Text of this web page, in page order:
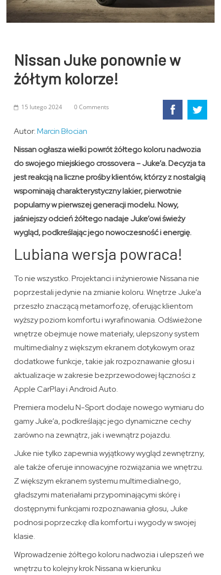
Nissan Juke ponownie w
żółtym kolorze!
15 lutego 2024 0 Comments
Autor:Marcin Błocian
Nissan ogłasza wielki powrót żółtego koloru nadwozia
do swojego miejskiego crossovera – Juke’a. Decyzja ta
jest reakcją na liczne prośby klientów, którzy z nostalgią
wspominają charakterystyczny lakier, pierwotnie
popularny w pierwszej generacji modelu. Nowy,
jaśniejszy odcień żółtego nadaje Juke’owi świeży
wygląd, podkreślając jego nowoczesność i energię.
Lubiana wersja powraca!
To nie wszystko. Projektanci i inżynierowie Nissana nie
poprzestali jedynie na zmianie koloru. Wnętrze Juke’a
przeszło znaczącą metamorfozę, oferując klientom
wyższy poziom komfortu i wyrafinowania. Odświeżone
wnętrze obejmuje nowe materiały, ulepszony system
multimedialny z większym ekranem dotykowym oraz
dodatkowe funkcje, takie jak rozpoznawanie głosu i
aktualizacje w zakresie bezprzewodowej łączności z
Apple CarPlay i Android Auto.
Premiera modelu N-Sport dodaje nowego wymiaru do
gamy Juke’a, podkreślając jego dynamiczne cechy
zarówno na zewnątrz, jak i wewnątrz pojazdu.
Juke nie tylko zapewnia wyjątkowy wygląd zewnętrzny,
ale także oferuje innowacyjne rozwiązania we wnętrzu.
Z większym ekranem systemu multimedialnego,
gładszymi materiałami przypominającymi skórę i
dostępnymi funkcjami rozpoznawania głosu, Juke
podnosi poprzeczkę dla komfortu i wygody w swojej
klasie.
Wprowadzenie żółtego koloru nadwozia i ulepszeń we
wnętrzu to kolejny krok Nissana w kierunku